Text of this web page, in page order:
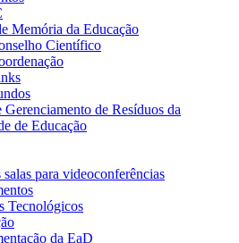
Memória da Educação
Científico
Gerenciamento de Resíduos da
de Educação
salas para videoconferências
Tecnológicos
da EaD